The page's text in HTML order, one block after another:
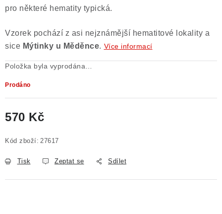
pro některé hematity typická.
Vzorek pochází z asi nejznámější hematitové lokality a
sice Mýtinky u Měděnce. Více informací
Položka byla vyprodána…
Prodáno
570 Kč
Kód zboží: 27617
Tisk Zeptat se Sdílet